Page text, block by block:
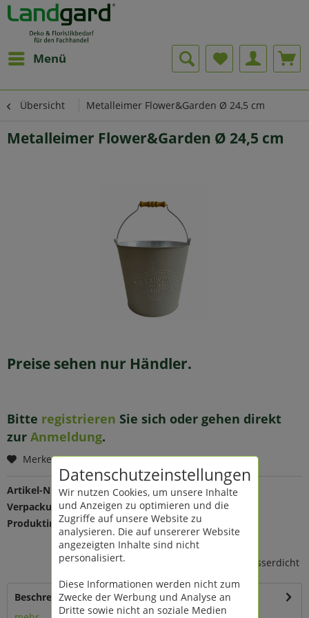
Menü
Übersicht Metalleimer Flower&Garden Ø 24,5 cm
Metalleimer Flower&Garden Ø 24,5 cm
Preise sehen nur Händler.
Bitte registrieren Sie sich oder gehen direkt
zur Anmeldung.
Merken
Artikel-Nr.:
203417
Verpackungseinheit:
1 St
Produktinfo:
Farbe: taupe
Maße: Ø 24,5 H 21,5 cm
Material: Zink
mit Holzhenkel, nicht 100% wasserdicht
Beschreibung
Datenschutzeinstellungen
Wir nutzen Cookies, um unsere Inhalte
und Anzeigen zu optimieren und die
Zugriffe auf unsere Website zu
analysieren. Die auf unsererer Website
angezeigten Inhalte sind nicht
personalisiert.
Diese Informationen werden nicht zum
Zwecke der Werbung und Analyse an
Dritte sowie nicht an soziale Medien